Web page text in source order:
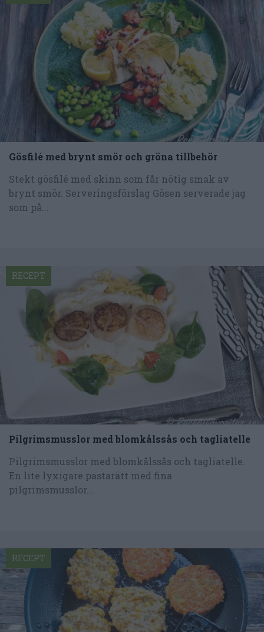
Gösfilé med brynt smör och gröna tillbehör
Stekt gösfilé med skinn som får nötig smak av
brynt smör. Serveringsförslag Gösen serverade jag
som på...
Pilgrimsmusslor med blomkålssås och tagliatelle
Pilgrimsmusslor med blomkålssås och tagliatelle.
En lite lyxigare pastarätt med fina
pilgrimsmusslor...
RECEPT
RECEPT